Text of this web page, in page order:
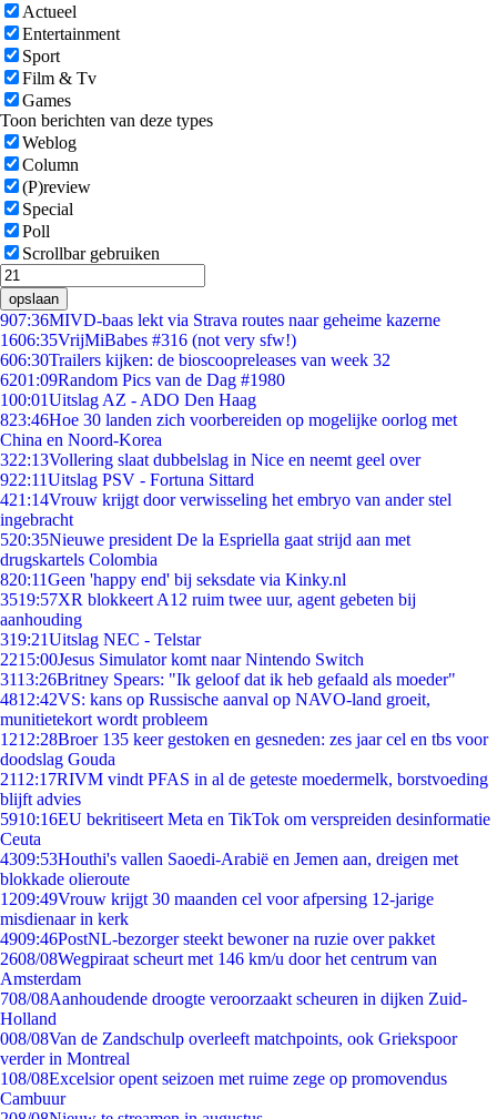
Actueel
Entertainment
Sport
Film & Tv
Games
Toon berichten van deze types
Weblog
Column
(P)review
Special
Poll
Scrollbar gebruiken
opslaan
907:36MIVD-baas lekt via Strava routes naar geheime kazerne
1606:35VrijMiBabes #316 (not very sfw!)
606:30Trailers kijken: de bioscoopreleases van week 32
6201:09Random Pics van de Dag #1980
100:01Uitslag AZ - ADO Den Haag
823:46Hoe 30 landen zich voorbereiden op mogelijke oorlog met
China en Noord-Korea
322:13Vollering slaat dubbelslag in Nice en neemt geel over
922:11Uitslag PSV - Fortuna Sittard
421:14Vrouw krijgt door verwisseling het embryo van ander stel
ingebracht
520:35Nieuwe president De la Espriella gaat strijd aan met
drugskartels Colombia
820:11Geen 'happy end' bij seksdate via Kinky.nl
3519:57XR blokkeert A12 ruim twee uur, agent gebeten bij
aanhouding
319:21Uitslag NEC - Telstar
2215:00Jesus Simulator komt naar Nintendo Switch
3113:26Britney Spears: "Ik geloof dat ik heb gefaald als moeder"
4812:42VS: kans op Russische aanval op NAVO-land groeit,
munitietekort wordt probleem
1212:28Broer 135 keer gestoken en gesneden: zes jaar cel en tbs voor
doodslag Gouda
2112:17RIVM vindt PFAS in al de geteste moedermelk, borstvoeding
blijft advies
5910:16EU bekritiseert Meta en TikTok om verspreiden desinformatie
Ceuta
4309:53Houthi's vallen Saoedi-Arabië en Jemen aan, dreigen met
blokkade olieroute
1209:49Vrouw krijgt 30 maanden cel voor afpersing 12-jarige
misdienaar in kerk
4909:46PostNL-bezorger steekt bewoner na ruzie over pakket
2608/08Wegpiraat scheurt met 146 km/u door het centrum van
Amsterdam
708/08Aanhoudende droogte veroorzaakt scheuren in dijken Zuid-
Holland
008/08Van de Zandschulp overleeft matchpoints, ook Griekspoor
verder in Montreal
108/08Excelsior opent seizoen met ruime zege op promovendus
Cambuur